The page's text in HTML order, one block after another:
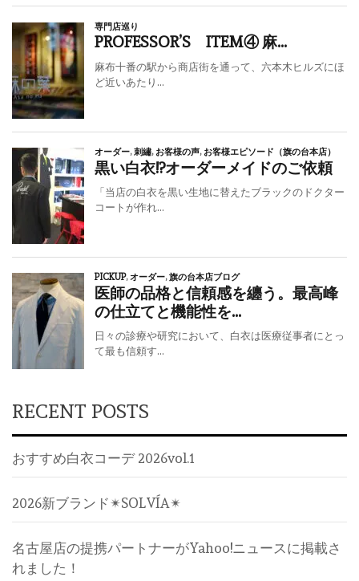
RECENT POSTS
おすすめ白衣コーデ 2026vol.1
2026新ブランド✴︎SOLVÍA✴︎
名古屋店の提携パートナーがYahoo!ニュースに掲載さ
れました！